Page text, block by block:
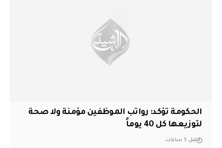
الحكومة تؤكد: رواتب الموظفين مؤمنة ولا صحة
لتوزيعها كل 40 يوماً
قبل 5 ساعات